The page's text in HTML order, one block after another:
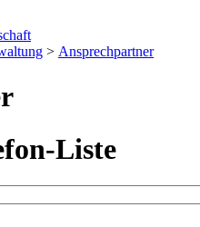
> Ansprechpartner
Liste